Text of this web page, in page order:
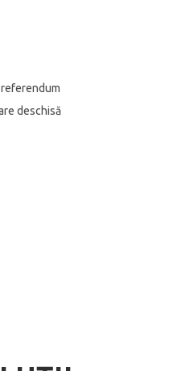
deschisă